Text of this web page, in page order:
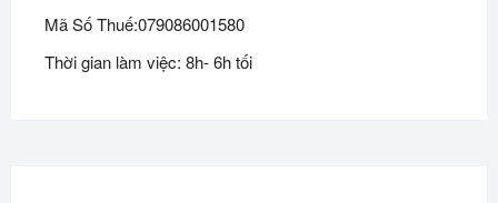
Mã Số Thuế:079086001580
Thời gian làm việc: 8h- 6h tối